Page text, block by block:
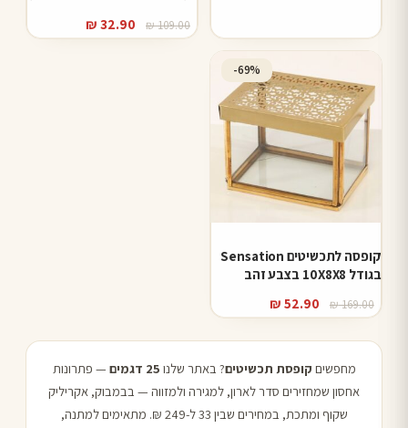
₪109.00
המחיר
המקורי
₪ 32.90
המחיר
הנוכחי
-69%
קופסה לתכשיטים Sensation
בגודל 10X8X8 בצבע זהב
₪169.00
המחיר
המקורי
היה:
₪ 169.00.
₪ 52.90
הנוכחי
הוא:
₪ 52.90.
מחפשים קופסת תכשיטים? באתר שלנו 25 דגמים
— פתרונות
אחסון שמחזירים סדר לארון, למגירה ולמזווה — בבמבוק, אקריליק
שקוף ומתכת, במחירים שבין 33 ל-249 ₪. מתאימים למתנה,